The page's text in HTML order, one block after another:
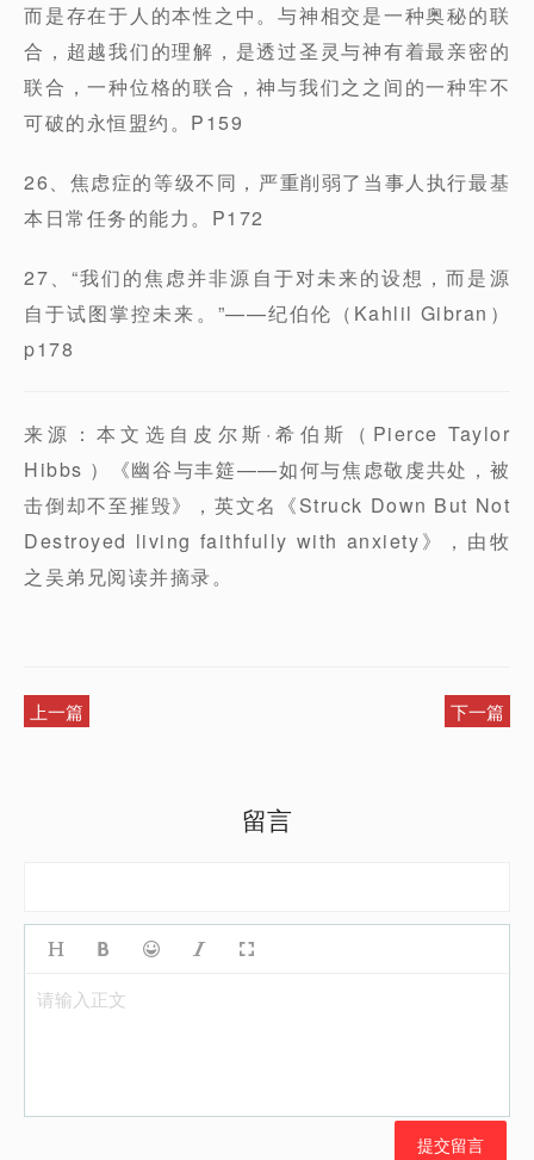
而是存在于人的本性之中。与神相交是一种奥秘的联
合，超越我们的理解，是透过圣灵与神有着最亲密的
联合，一种位格的联合，神与我们之之间的一种牢不
可破的永恒盟约。P159
26、焦虑症的等级不同，严重削弱了当事人执行最基
本日常任务的能力。P172
27、“我们的焦虑并非源自于对未来的设想，而是源
自于试图掌控未来。”——纪伯伦（Kahlil Gibran）
p178
来源：本文选自皮尔斯·希伯斯（Pierce Taylor
Hibbs ）《幽谷与丰筵——如何与焦虑敬虔共处，被
击倒却不至摧毁》，英文名《Struck Down But Not
Destroyed living faithfully with anxiety》，由牧
之吴弟兄阅读并摘录。
上一篇 下一篇
留言
请输入正文
提交留言